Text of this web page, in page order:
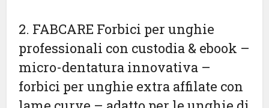
2. FABCARE Forbici per unghie
professionali con custodia & ebook –
micro-dentatura innovativa –
forbici per unghie extra affilate con